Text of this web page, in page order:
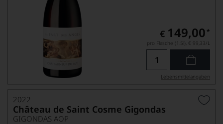
€ 149,00 *
pro Flasche (1.5l), € 99,33/L
Lebensmittel­angaben
2022
Château de Saint Cosme Gigondas
GIGONDAS AOP